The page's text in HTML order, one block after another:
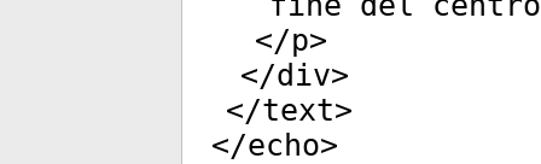
</p>
</div>
</text>
</echo>